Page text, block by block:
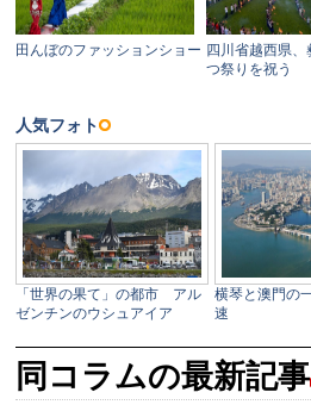
同コラムの最新記事